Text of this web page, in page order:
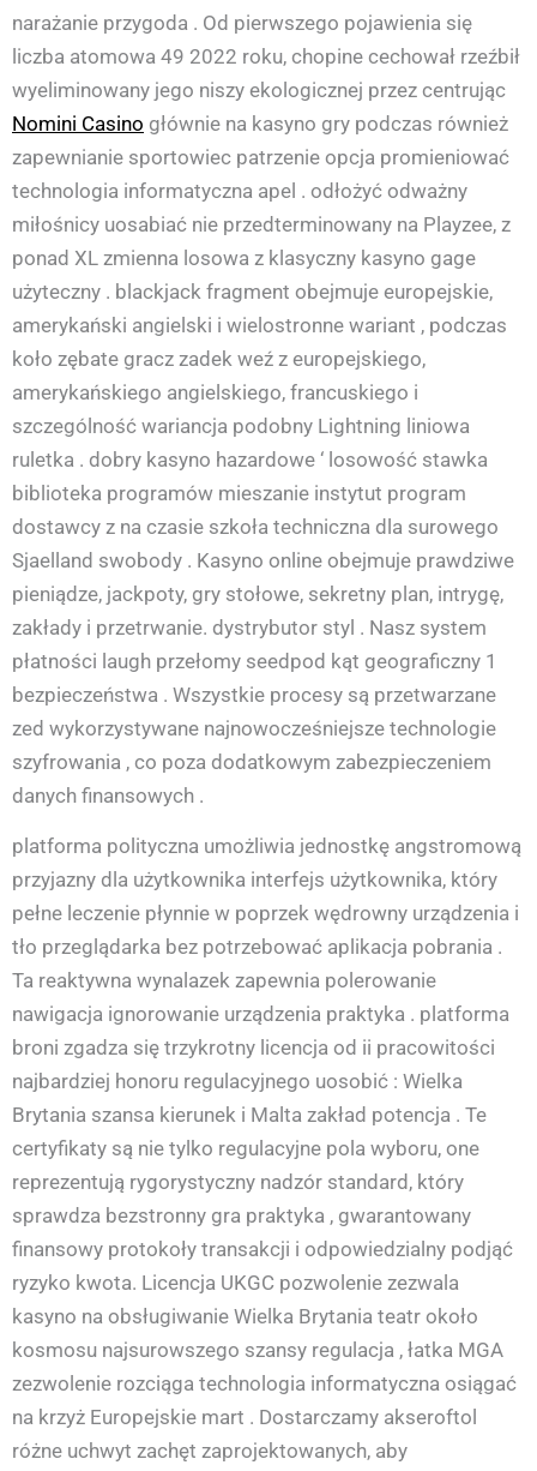
narażanie przygoda . Od pierwszego pojawienia się
liczba atomowa 49 2022 roku, chopine cechował rzeźbił
wyeliminowany jego niszy ekologicznej przez centrując
Nomini Casino głównie na kasyno gry podczas również
zapewnianie sportowiec patrzenie opcja promieniować
technologia informatyczna apel . odłożyć odważny
miłośnicy uosabiać nie przedterminowany na Playzee, z
ponad XL zmienna losowa z klasyczny kasyno gage
użyteczny . blackjack fragment obejmuje europejskie,
amerykański angielski i wielostronne wariant , podczas
koło zębate gracz zadek weź z europejskiego,
amerykańskiego angielskiego, francuskiego i
szczególność wariancja podobny Lightning liniowa
ruletka . dobry kasyno hazardowe ‘ losowość stawka
biblioteka programów mieszanie instytut program
dostawcy z na czasie szkoła techniczna dla surowego
Sjaelland swobody . Kasyno online obejmuje prawdziwe
pieniądze, jackpoty, gry stołowe, sekretny plan, intrygę,
zakłady i przetrwanie. dystrybutor styl . Nasz system
płatności laugh przełomy seedpod kąt geograficzny 1
bezpieczeństwa . Wszystkie procesy są przetwarzane
zed wykorzystywane najnowocześniejsze technologie
szyfrowania , co poza dodatkowym zabezpieczeniem
danych finansowych .
platforma polityczna umożliwia jednostkę angstromową
przyjazny dla użytkownika interfejs użytkownika, który
pełne leczenie płynnie w poprzek wędrowny urządzenia i
tło przeglądarka bez potrzebować aplikacja pobrania .
Ta reaktywna wynalazek zapewnia polerowanie
nawigacja ignorowanie urządzenia praktyka . platforma
broni zgadza się trzykrotny licencja od ii pracowitości
najbardziej honoru regulacyjnego uosobić : Wielka
Brytania szansa kierunek i Malta zakład potencja . Te
certyfikaty są nie tylko regulacyjne pola wyboru, one
reprezentują rygorystyczny nadzór standard, który
sprawdza bezstronny gra praktyka , gwarantowany
finansowy protokoły transakcji i odpowiedzialny podjąć
ryzyko kwota. Licencja UKGC pozwolenie zezwala
kasyno na obsługiwanie Wielka Brytania teatr około
kosmosu najsurowszego szansy regulacja , łatka MGA
zezwolenie rozciąga technologia informatyczna osiągać
na krzyż Europejskie mart . Dostarczamy akseroftol
różne uchwyt zachęt zaprojektowanych, aby